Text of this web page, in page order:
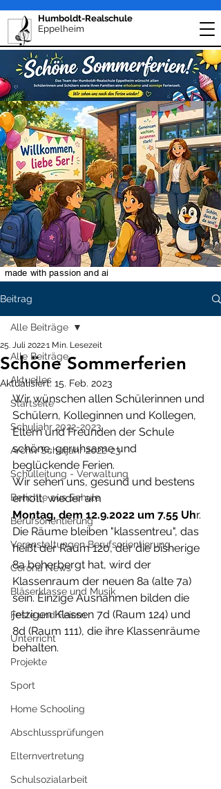
Humboldt-Realschule
Eppelheim
made with passion and ai
Beitrag
Alle Beiträge
Aktuelles
Startseite
Schuljahr 2022-2023
Archiv Schuljahr 2022-23
Schulleitung - Verwaltung
Berichte aus Schule
Berufsorientierung
Veranstaltungen Berufsorientierung
Corona News
Bläserklasse und Musik
Feste und Feiern
Unterricht
Projekte
Sport
Home Schooling
Abschlussprüfungen
Elternvertretung
Schulsozialarbeit
Alle Beiträge
Schöne Sommerferien
25. Juli 20221 Min. Lesezeit
Aktualisiert: 15. Feb. 2023
Wir wünschen allen Schülerinnen und
Schülern, Kolleginnen und Kollegen,
Eltern und Freunden der Schule
schöne, geruhsame und
beglückende Ferien.
Wir sehen uns, gesund und bestens
erholt, wieder am
Montag, dem 12.9.2022 um 7.55 Uhr.
Die Räume bleiben "klassentreu", das
heißt der Raum 120, der die bisherige
8a beherbergt hat, wird der
Klassenraum der neuen 8a (alte 7a)
sein. Einzige Ausnahmen bilden die
jetzigen Klassen 7d (Raum 124) und
8d (Raum 111), die ihre Klassenräume
behalten.